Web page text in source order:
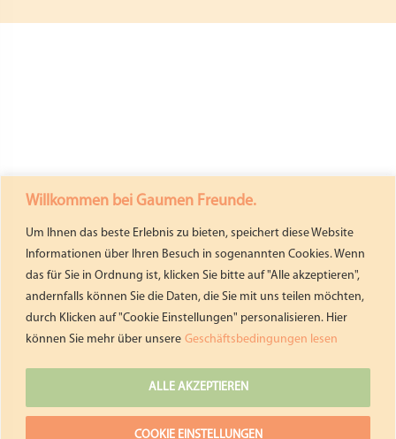
Willkommen bei Gaumen Freunde.
Um Ihnen das beste Erlebnis zu bieten, speichert diese Website
Informationen über Ihren Besuch in sogenannten Cookies. Wenn
das für Sie in Ordnung ist, klicken Sie bitte auf "Alle akzeptieren",
andernfalls können Sie die Daten, die Sie mit uns teilen möchten,
durch Klicken auf "Cookie Einstellungen" personalisieren. Hier
können Sie mehr über unsere Geschäftsbedingungen lesen
COOKIE EINSTELLUNGEN
ALLE AKZEPTIEREN